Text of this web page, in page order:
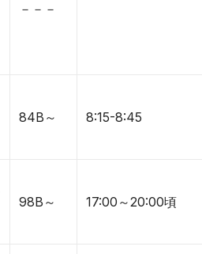
－－－
84B～ 8:15-8:45
98B～ 17:00～20:00頃